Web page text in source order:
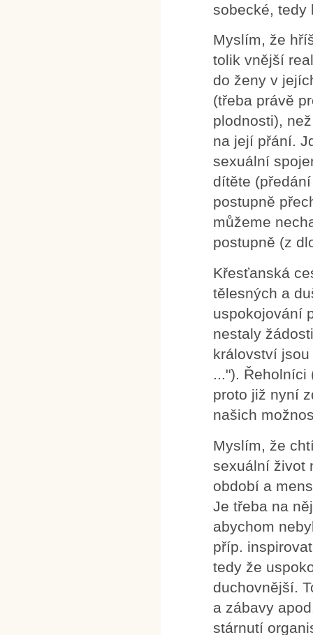
sobecké, tedy
Myslím, že
tolik vnější
do ženy v
(třeba právě
plodnosti),
na její přání.
sexuální
dítěte
postupně
můžeme
postupně (z
Křesťanská
tělesných a
uspokojování
nestaly
království
...").
proto již nyní
našich
Myslím, že
sexuální život
období a
Je třeba na
abychom
příp.
tedy že
duchovnější.
a zábavy
stárnutí